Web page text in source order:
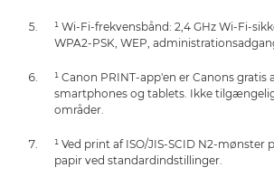
¹ Wi-Fi-frekvensbånd: 2,4 GHz Wi-Fi-
WPA2-PSK, WEP,
¹ Canon PRINT-app'en er Canons gratis
smartphones og tablets. Ikke
områder.
¹ Ved print af ISO/JIS-SCID N2-mønster
papir ved standardindstillinger.